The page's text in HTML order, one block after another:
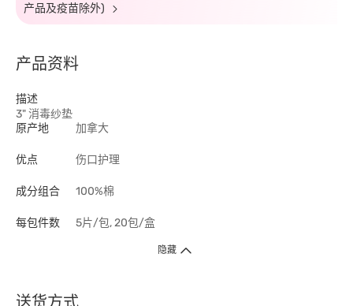
产品及疫苗除外)
产品资料
描述
3" 消毒纱垫
原产地
加拿大
优点 伤口护理
成分组合 100%棉
每包件数 5片/包, 20包/盒
隐藏
送货方式